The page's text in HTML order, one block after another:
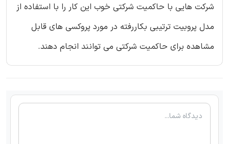
شرکت هایی با حاکمیت شرکتی خوب این کار را با استفاده از
مدل پروبیت ترتیبی بکاررفته در مورد پروکسی های قابل
مشاهده برای حاکمیت شرکتی می توانند انجام دهند.